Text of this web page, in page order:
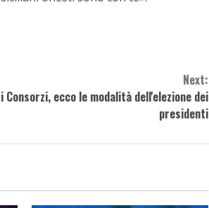
Next:
Consorzi, ecco le modalità dell'elezione dei
presidenti